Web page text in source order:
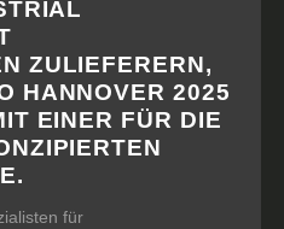
ZULIEFERERN,
HANNOVER 2025
EINER FÜR DIE
für